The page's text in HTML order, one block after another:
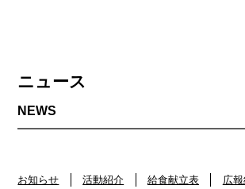
ニュース
お知らせ 活動紹介 給食献立表 広